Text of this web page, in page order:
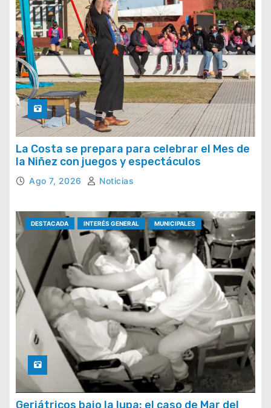
La Costa se prepara para celebrar el Mes de
la Niñez con juegos y espectáculos
Ago 7, 2026 Noticias
DESTACADA INTERÉS GENERAL MUNICIPALES
Geriátricos bajo la lupa: el caso de Mar del